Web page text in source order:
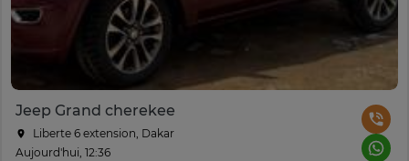
Jeep Grand cherekee
Liberte 6 extension, Dakar
Aujourd'hui, 12:36